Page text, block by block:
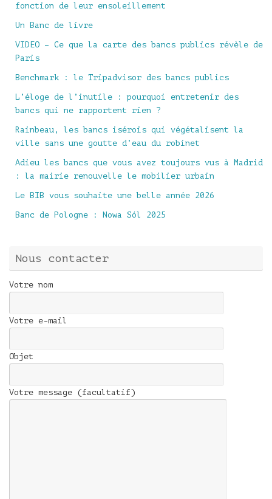
fonction de leur ensoleillement
Un Banc de livre
VIDEO – Ce que la carte des bancs publics révèle de
Paris
Benchmark : le Tripadvisor des bancs publics
L’éloge de l’inutile : pourquoi entretenir des
bancs qui ne rapportent rien ?
Rainbeau, les bancs isérois qui végétalisent la
ville sans une goutte d’eau du robinet
Adieu les bancs que vous avez toujours vus à Madrid
: la mairie renouvelle le mobilier urbain
Le BIB vous souhaite une belle année 2026
Banc de Pologne : Nowa Sól 2025
Nous contacter
Votre nom
Votre e-mail
Objet
Votre message (facultatif)